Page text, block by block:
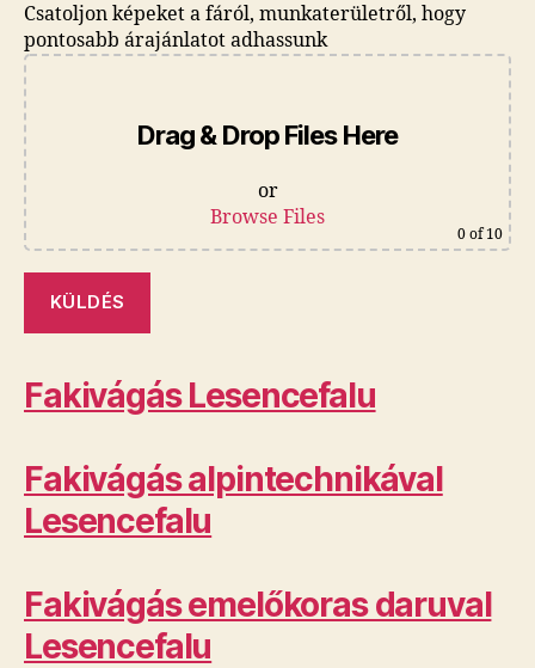
Csatoljon képeket a fáról, munkaterületről, hogy
pontosabb árajánlatot adhassunk
Drag & Drop Files Here
or
Browse Files
0 of 10
Fakivágás Lesencefalu
Fakivágás alpintechnikával
Lesencefalu
Fakivágás emelőkoras daruval
Lesencefalu